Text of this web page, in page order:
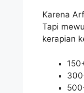
Karena
Tapi
kerapian